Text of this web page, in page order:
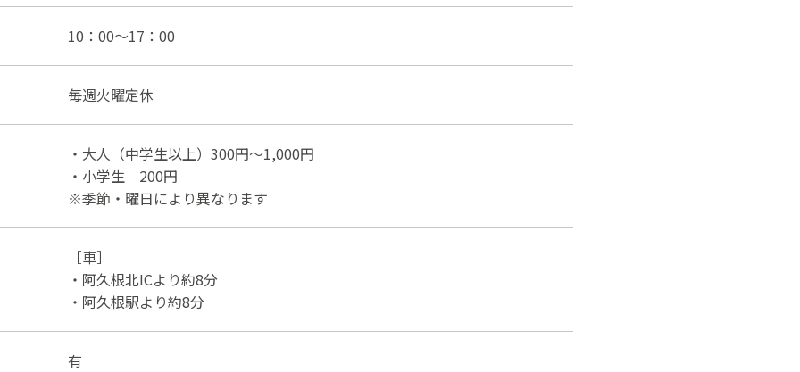
10：00～17：00
毎週火曜定休
・大人（中学生以上）300円～1,000円
・小学生 200円
※季節・曜日により異なります
［車］
・阿久根北ICより約8分
・阿久根駅より約8分
有